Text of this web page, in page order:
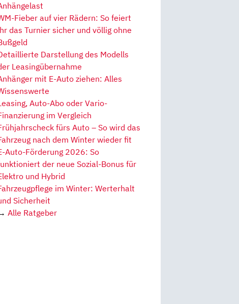
Fieber auf vier Rädern: So feiert
das Turnier sicher und völlig ohne
Darstellung des Modells
Leasingübernahme
mit E-Auto ziehen: Alles
Auto-Abo oder Vario-
im Vergleich
fürs Auto – So wird das
nach dem Winter wieder fit
Auto-Förderung 2026: So
der neue Sozial-Bonus für
und Hybrid
im Winter: Werterhalt
Sicherheit
Alle Ratgeber